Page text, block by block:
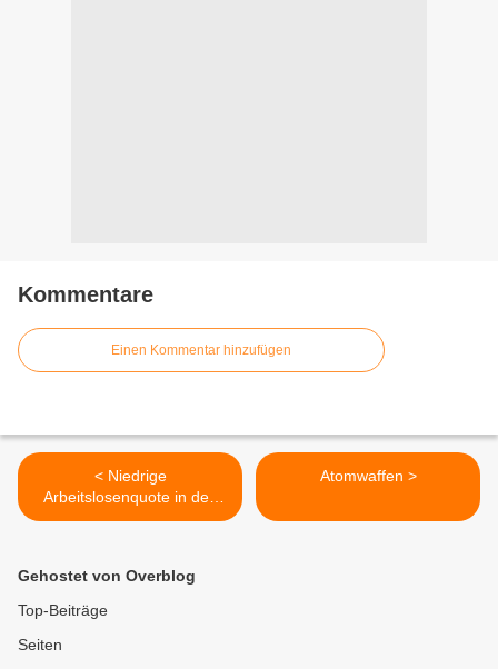
Kommentare
Einen Kommentar hinzufügen
< Niedrige
Arbeitslosenquote in den
USA ?
Atomwaffen >
Gehostet von Overblog
Top-Beiträge
Seiten